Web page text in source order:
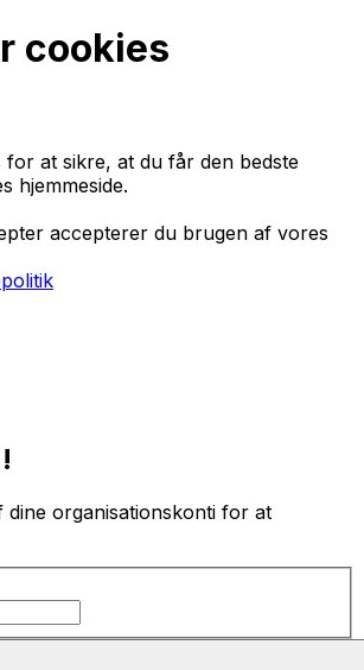
cookies
at sikre, at du får den bedste
hjemmeside.
accepterer du brugen af vores
dine organisationskonti for at